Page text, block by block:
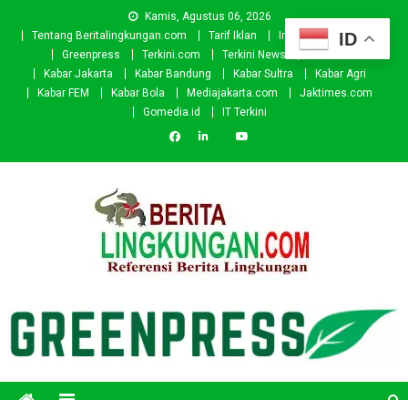
Kamis, Agustus 06, 2026
Tentang Beritalingkungan.com
Tarif Iklan Investor
Donasi
Greenpress
Terkini.com Terkini News
Kabar.id
Kabar Jakarta
Kabar Bandung Kabar Sultra
Kabar Agri
Kabar FEM
Kabar Bola Mediajakarta.com
Jaktimes.com
Gomedia.id
IT Terkini
ID